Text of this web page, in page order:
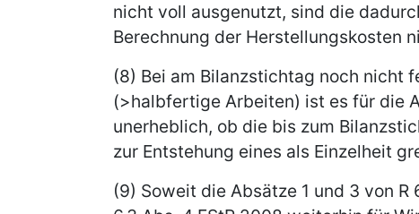
nicht voll ausgenutzt, sind die
Berechnung der Herstellungskosten
(8) Bei am Bilanzstichtag noch
(>halbfertige Arbeiten) ist es für die
unerheblich, ob die bis zum
zur Entstehung eines als Einzelheit
(9) Soweit die Absätze 1 und 3 von